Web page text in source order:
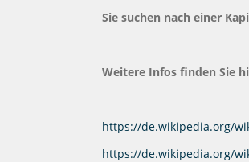
Sie suchen nach einer
Weitere Infos finden Sie
https://de.wikipedia.org/
https://de.wikipedia.org/